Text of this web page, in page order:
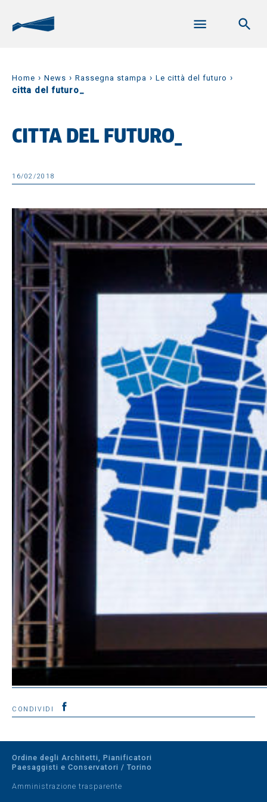
Home › News › Rassegna stampa › Le città del futuro ›
citta del futuro_
CITTA DEL FUTURO_
16/02/2018
CONDIVIDI
Ordine degli Architetti, Pianificatori
Paesaggisti e Conservatori / Torino
Amministrazione trasparente